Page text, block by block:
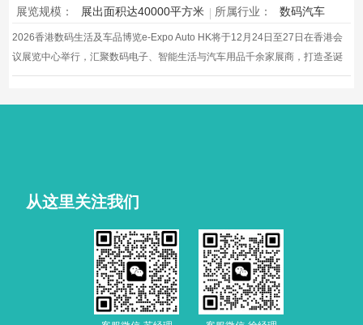
展览规模：
展出面积达40000平方米 所属行业： 数码汽车
2026香港数码生活及车品博览e-Expo Auto HK将于12月24日至27日在香港会
议展览中心举行，汇聚数码电子、智能生活与汽车用品千余家展商，打造圣诞
黄金档科技车品一站式采购盛会，欢迎观众与买家到场体验交流，共赴年度科
从这里关注我们